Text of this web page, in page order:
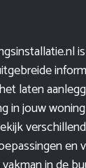
laten
in jouw
en